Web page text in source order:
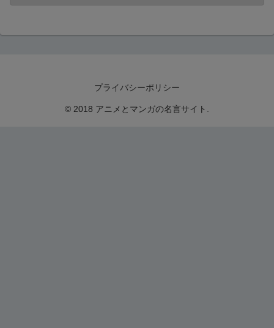
プライバシーポリシー
© 2018 アニメとマンガの名言サイト.